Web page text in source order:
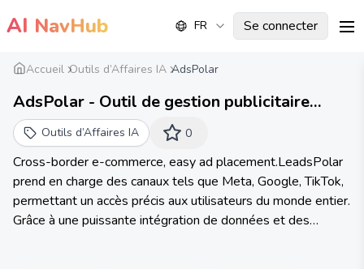
AI NavHub FR Se connecter
Accueil Outils d’Affaires IA AdsPolar
AdsPolar - Outil de gestion publicitaire
intelligent tout-en-un｜Facilitez la diffusion
d'annonces sur Meta, Google, TikTok shop
pour le commerce électronique
transfrontalier.
Outils d’Affaires IA 0
Cross-border e-commerce, easy ad placement.LeadsPolar
prend en charge des canaux tels que Meta, Google, TikTok,
permettant un accès précis aux utilisateurs du monde entier.
Grâce à une puissante intégration de données et des